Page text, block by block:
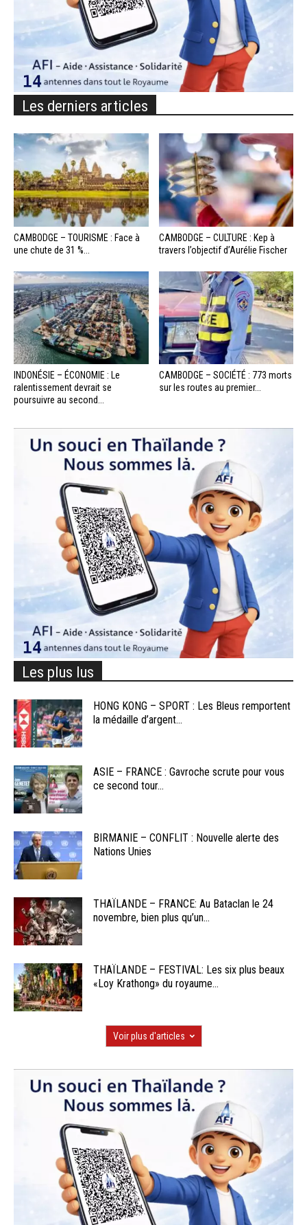
Les derniers articles
CAMBODGE – TOURISME : Face à
une chute de 31 %...
CAMBODGE – CULTURE : Kep à
travers l’objectif d’Aurélie Fischer
INDONÉSIE – ÉCONOMIE : Le
ralentissement devrait se
poursuivre au second...
CAMBODGE – SOCIÉTÉ : 773 morts
sur les routes au premier...
Les plus lus
HONG KONG – SPORT : Les Bleus remportent
la médaille d’argent...
ASIE – FRANCE : Gavroche scrute pour vous
ce second tour...
BIRMANIE – CONFLIT : Nouvelle alerte des
Nations Unies
THAÏLANDE – FRANCE: Au Bataclan le 24
novembre, bien plus qu’un...
THAÏLANDE – FESTIVAL: Les six plus beaux
«Loy Krathong» du royaume...
Voir plus d'articles